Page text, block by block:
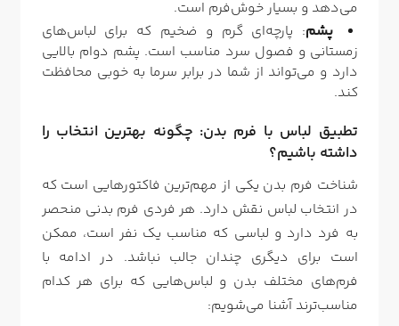
می‌دهد و بسیار خوش‌فرم است.
پشم: پارچه‌ای گرم و ضخیم که برای لباس‌های
زمستانی و فصول سرد مناسب است. پشم دوام بالایی
دارد و می‌تواند از شما در برابر سرما به خوبی محافظت
کند.
تطبیق لباس با فرم بدن: چگونه بهترین انتخاب را
داشته باشیم؟
شناخت فرم بدن یکی از مهم‌ترین فاکتورهایی است که
در انتخاب لباس نقش دارد. هر فردی فرم بدنی منحصر
به فرد دارد و لباسی که مناسب یک نفر است، ممکن
است برای دیگری چندان جالب نباشد. در ادامه با
فرم‌های مختلف بدن و لباس‌هایی که برای هر کدام
مناسب‌ترند آشنا می‌شویم: